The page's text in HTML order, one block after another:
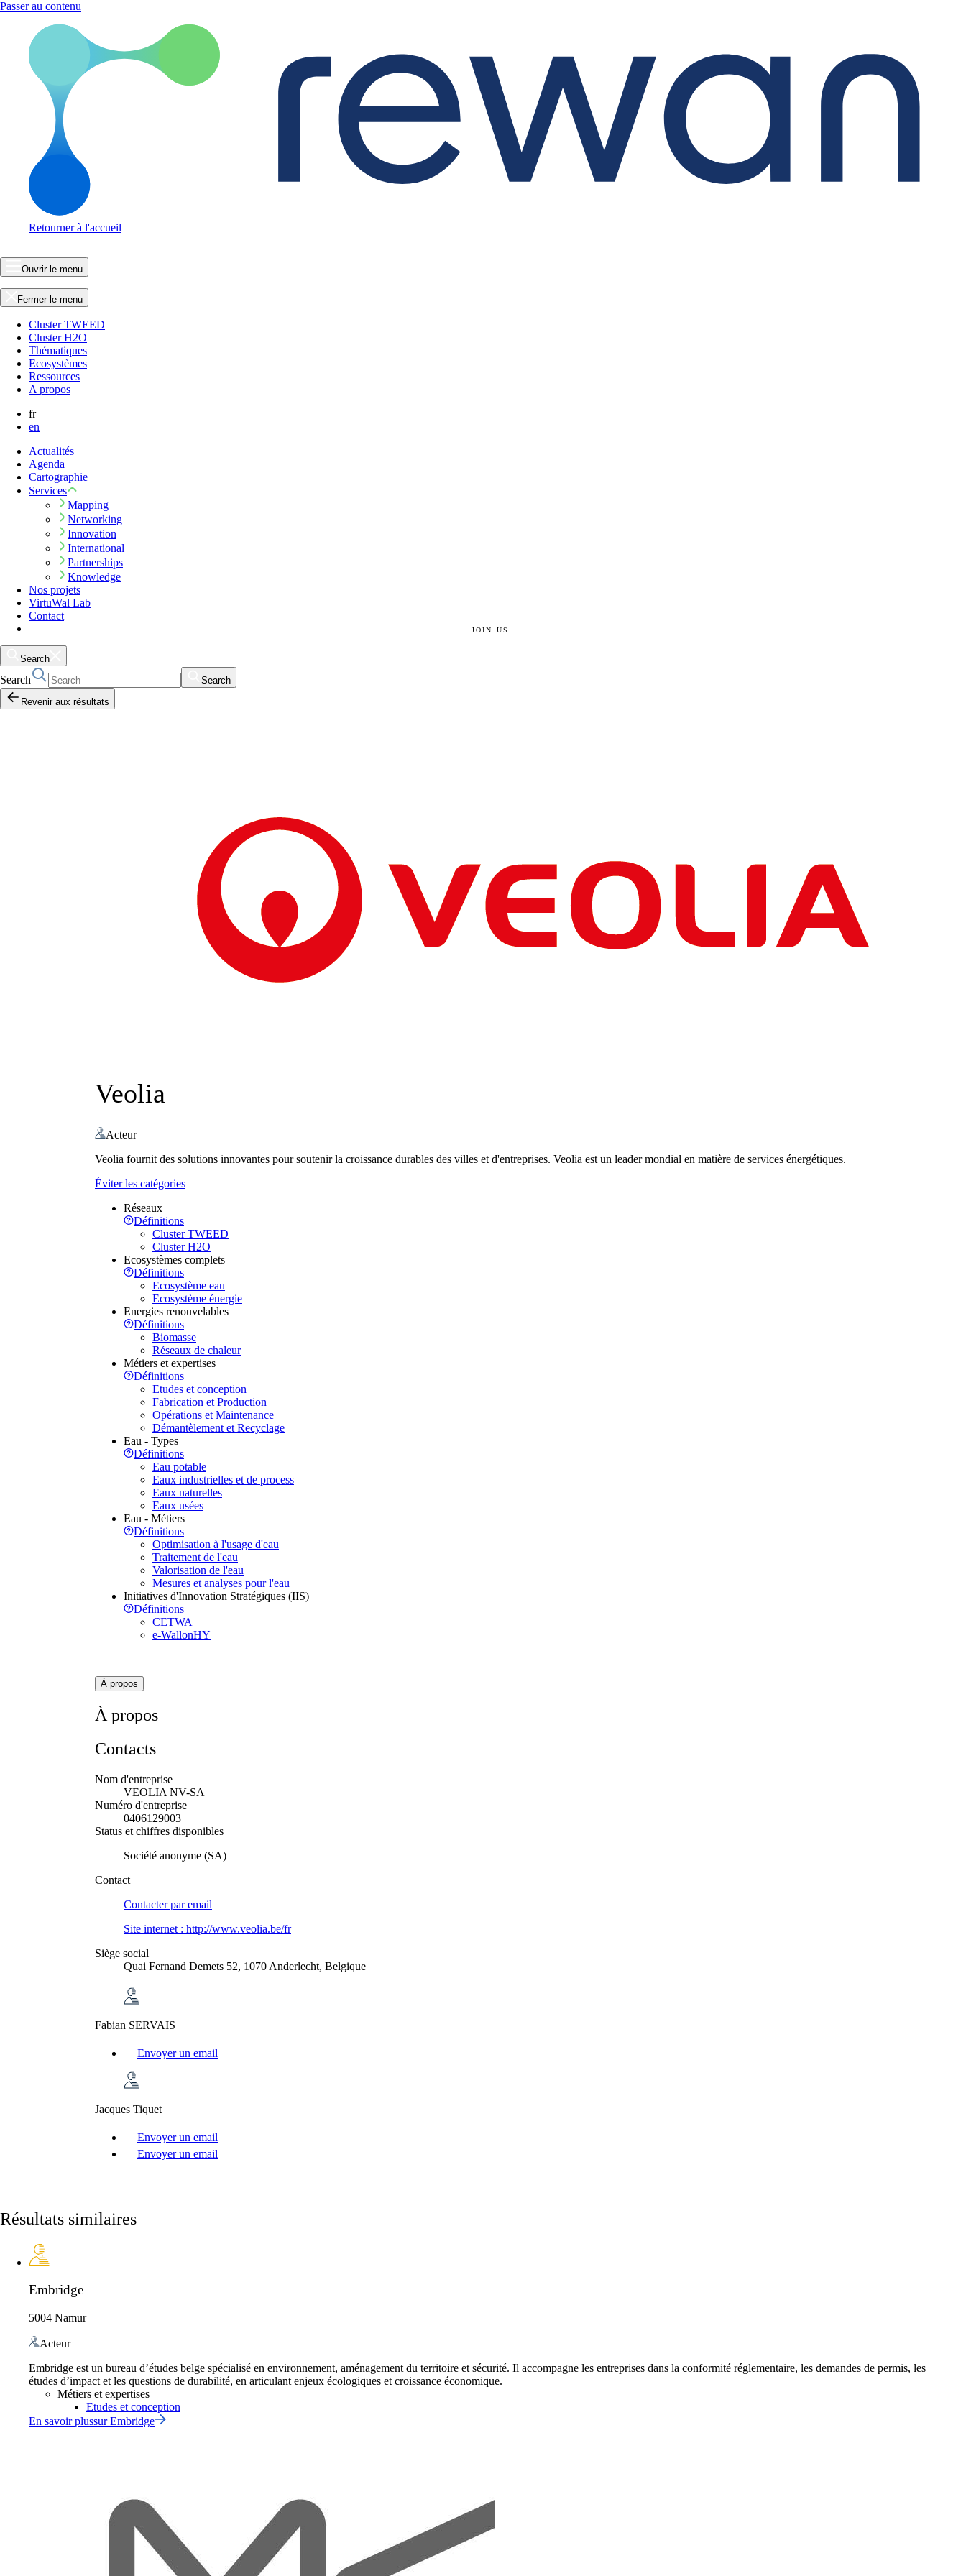
Passer au contenu
Retourner à l'accueil
Ouvrir le menu
Fermer le menu
Cluster TWEED
Cluster H2O
Thématiques
Ecosystèmes
Ressources
A propos
fr
en
Actualités
Agenda
Cartographie
Services
Mapping
Networking
Innovation
International
Partnerships
Knowledge
Nos projets
VirtuWal Lab
Contact
JOIN US
Search
Search
Search
Revenir aux résultats
Veolia
Acteur
Veolia fournit des solutions innovantes pour soutenir la croissance durables des villes et d'entreprises. Veolia est un leader mondial en matière de services énergétiques.
Éviter les catégories
Réseaux
Définitions
Cluster TWEED
Cluster H2O
Ecosystèmes complets
Définitions
Ecosystème eau
Ecosystème énergie
Energies renouvelables
Définitions
Biomasse
Réseaux de chaleur
Métiers et expertises
Définitions
Etudes et conception
Fabrication et Production
Opérations et Maintenance
Démantèlement et Recyclage
Eau - Types
Définitions
Eau potable
Eaux industrielles et de process
Eaux naturelles
Eaux usées
Eau - Métiers
Définitions
Optimisation à l'usage d'eau
Traitement de l'eau
Valorisation de l'eau
Mesures et analyses pour l'eau
Initiatives d'Innovation Stratégiques (IIS)
Définitions
CETWA
e-WallonHY
À propos
À propos
Contacts
Nom d'entreprise
VEOLIA NV-SA
Numéro d'entreprise
0406129003
Status et chiffres disponibles
Société anonyme (SA)
Contact
Contacter par email
Site internet : http://www.veolia.be/fr
Siège social
Quai Fernand Demets 52, 1070 Anderlecht, Belgique
Fabian SERVAIS
Envoyer un email
Jacques Tiquet
Envoyer un email
Envoyer un email
Résultats similaires
Embridge
5004 Namur
Acteur
Embridge est un bureau d’études belge spécialisé en environnement, aménagement du territoire et sécurité. Il accompagne les entreprises dans la conformité réglementaire, les demandes de permis, les
études d’impact et les questions de durabilité, en articulant enjeux écologiques et croissance économique.
Métiers et expertises
Etudes et conception
En savoir plussurEmbridge